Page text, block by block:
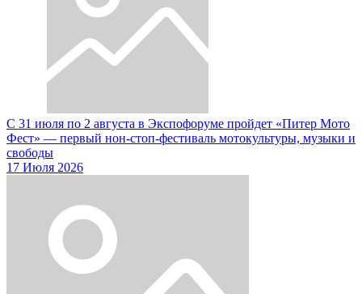
С 31 июля по 2 августа в Экспофоруме пройдет «Питер Мото
Фест» — первый нон-стоп-фестиваль мотокультуры, музыки и
свободы
17 Июля 2026